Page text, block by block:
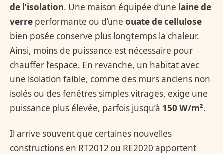
de l’isolation. Une maison équipée d’une laine de
verre performante ou d’une ouate de cellulose
bien posée conserve plus longtemps la chaleur.
Ainsi, moins de puissance est nécessaire pour
chauffer l’espace. En revanche, un habitat avec
une isolation faible, comme des murs anciens non
isolés ou des fenêtres simples vitrages, exige une
puissance plus élevée, parfois jusqu’à 150 W/m².
Il arrive souvent que certaines nouvelles
constructions en RT2012 ou RE2020 apportent